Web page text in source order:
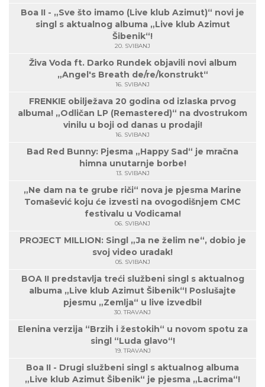
Boa II - „Sve što imamo (Live klub Azimut)“ novi je
singl s aktualnog albuma „Live klub Azimut
Šibenik“!
20. SVIBANJ
Živa Voda ft. Darko Rundek objavili novi album
„Angel's Breath de/re/konstrukt“
16. SVIBANJ
FRENKIE obilježava 20 godina od izlaska prvog
albuma! „Odličan LP (Remastered)“ na dvostrukom
vinilu u boji od danas u prodaji!
16. SVIBANJ
Bad Red Bunny: Pjesma „Happy Sad“ je mračna
himna unutarnje borbe!
13. SVIBANJ
„Ne dam na te grube riči“ nova je pjesma Marine
Tomašević koju će izvesti na ovogodišnjem CMC
festivalu u Vodicama!
06. SVIBANJ
PROJECT MILLION: Singl „Ja ne želim ne“, dobio je
svoj video uradak!
05. SVIBANJ
BOA II predstavlja treći službeni singl s aktualnog
albuma „Live klub Azimut Šibenik“! Poslušajte
pjesmu „Zemlja“ u live izvedbi!
30. TRAVANJ
Elenina verzija “Brzih i žestokih“ u novom spotu za
singl “Luda glavo“!
19. TRAVANJ
Boa II - Drugi službeni singl s aktualnog albuma
„Live klub Azimut Šibenik“ je pjesma „Lacrima“!